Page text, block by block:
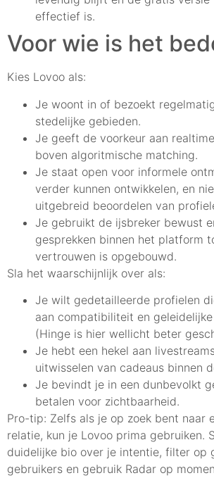
effectief is.
Voor wie is het
Kies Lovoo als:
Je woont in of bezoekt
stedelijke gebieden.
Je geeft de voorkeur aan
boven algoritmische matching.
Je staat open voor informele
verder kunnen ontwikkelen, en
uitgebreid beoordelen van
Je gebruikt de ijsbreker bewust
gesprekken binnen het platform
vertrouwen is opgebouwd.
Sla het waarschijnlijk over als:
Je wilt gedetailleerde profielen
aan compatibiliteit en
(Hinge is hier wellicht beter
Je hebt een hekel aan
uitwisselen van cadeaus binnen
Je bevindt je in een dunbevolkt
betalen voor zichtbaarheid.
Pro-tip: Zelfs als je op zoek bent naar
relatie, kun je Lovoo prima gebruiken.
duidelijke bio over je intentie, filter op
gebruikers en gebruik Radar op